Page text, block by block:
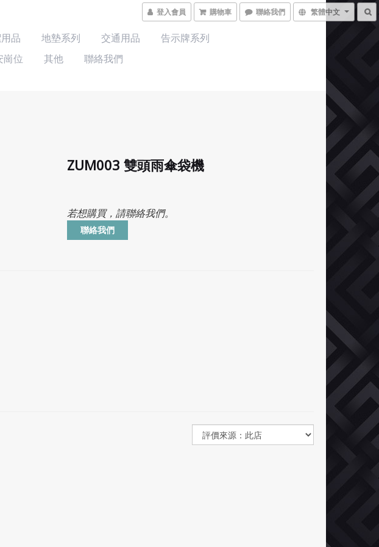
登入會員 購物車 聯絡我們 繁體中文
品 地墊系列 交通用品
告示牌系列
崗位 其他 聯絡我們
ZUM003 雙頭雨傘袋機
若想購買，請聯絡我們。
聯絡我們